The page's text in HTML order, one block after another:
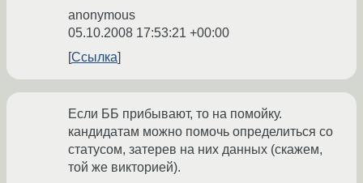
anonymous
05.10.2008 17:53:21 +00:00
Ссылка
Если ББ прибывают, то на помойку.
кандидатам можно помочь определиться со
статусом, затерев на них данных (скажем,
той же викторией).